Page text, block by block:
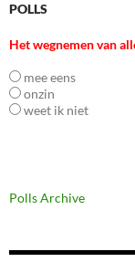
POLLS
Het wegnemen van
mee eens
onzin
weet ik niet
Polls Archive